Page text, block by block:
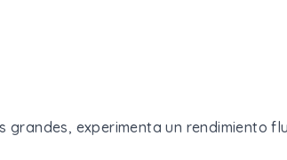
experimenta un rendimiento